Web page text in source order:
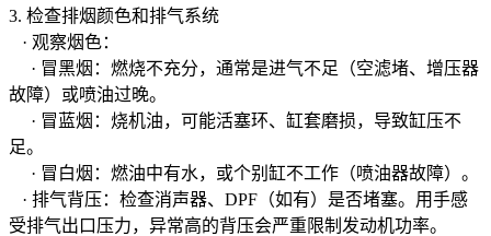
3. 检查排烟颜色和排气系统
· 观察烟色：
· 冒黑烟：燃烧不充分，通常是进气不足（空滤堵、增压器
故障）或喷油过晚。
· 冒蓝烟：烧机油，可能活塞环、缸套磨损，导致缸压不
足。
· 冒白烟：燃油中有水，或个别缸不工作（喷油器故障）。
· 排气背压：检查消声器、DPF（如有）是否堵塞。用手感
受排气出口压力，异常高的背压会严重限制发动机功率。